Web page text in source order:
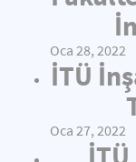
Oca 28, 2022
İTÜ
Oca 27, 2022